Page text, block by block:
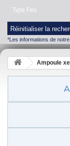
Type Feu
Réinitialiser la
*Les informations de
Ampoule